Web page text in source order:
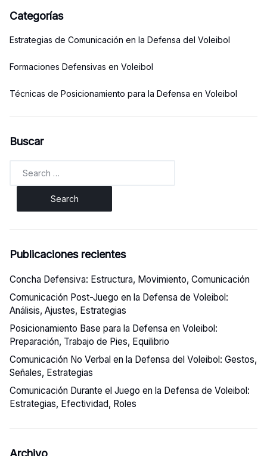
Categorías
Estrategias de Comunicación en la Defensa del Voleibol
Formaciones Defensivas en Voleibol
Técnicas de Posicionamiento para la Defensa en Voleibol
Buscar
Search
Publicaciones recientes
Concha Defensiva: Estructura, Movimiento, Comunicación
Comunicación Post-Juego en la Defensa de Voleibol:
Análisis, Ajustes, Estrategias
Posicionamiento Base para la Defensa en Voleibol:
Preparación, Trabajo de Pies, Equilibrio
Comunicación No Verbal en la Defensa del Voleibol: Gestos,
Señales, Estrategias
Comunicación Durante el Juego en la Defensa de Voleibol:
Estrategias, Efectividad, Roles